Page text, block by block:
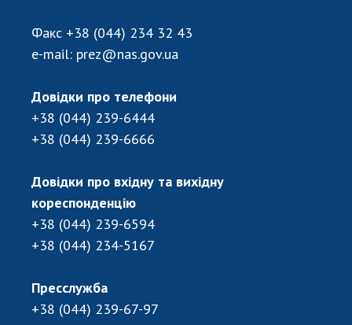
НАУКОВІ ВИДАННЯ
АКАДЕМІЯ КОМЕНТУЄ
КОНТАКТИ
ПРОФСПІЛКА НАН УКРАЇНИ
КАБІНЕТ
Факс +38 (044) 234 32 43
e-mail: prez@nas.gov.ua
Довідки про телефони
+38 (044) 239-6444
+38 (044) 239-6666
Довідки про вхідну та вихідну
кореспонденцію
+38 (044) 239-6594
+38 (044) 234-5167
Пресслужба
+38 (044) 239-67-97